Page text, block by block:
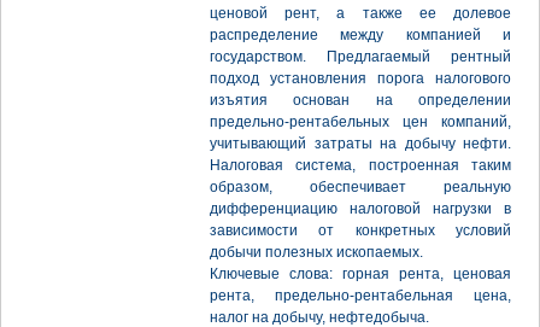
ценовой рент, а также ее долевое
распределение между компанией и
государством. Предлагаемый рентный
подход установления порога налогового
изъятия основан на определении
предельно-рентабельных цен компаний,
учитывающий затраты на добычу нефти.
Налоговая система, построенная таким
образом, обеспечивает реальную
дифференциацию налоговой нагрузки в
зависимости от конкретных условий
добычи полезных ископаемых.
Ключевые слова: горная рента, ценовая
рента, предельно-рентабельная цена,
налог на добычу, нефтедобыча.